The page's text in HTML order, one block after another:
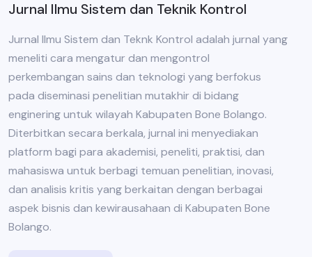
Jurnal Ilmu Sistem dan Teknik Kontrol
Jurnal Ilmu Sistem dan Teknk Kontrol adalah jurnal yang
meneliti cara mengatur dan mengontrol
perkembangan sains dan teknologi yang berfokus
pada diseminasi penelitian mutakhir di bidang
enginering untuk wilayah Kabupaten Bone Bolango.
Diterbitkan secara berkala, jurnal ini menyediakan
platform bagi para akademisi, peneliti, praktisi, dan
mahasiswa untuk berbagi temuan penelitian, inovasi,
dan analisis kritis yang berkaitan dengan berbagai
aspek bisnis dan kewirausahaan di Kabupaten Bone
Bolango.